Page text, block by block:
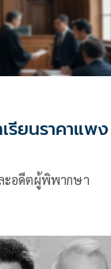
ยนราคาแพง
ะอดีตผู้พิพากษา